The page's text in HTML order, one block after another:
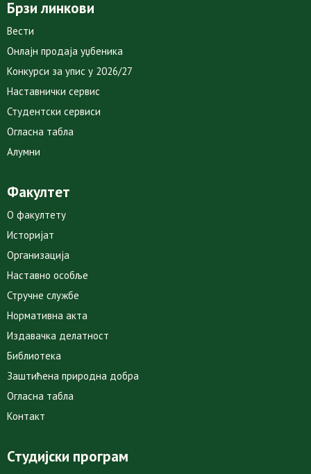
Брзи линкови
Вести
Онлајн продаја уџбеника
Конкурси за упис у 2026/27
Наставнички сервис
Студентски сервиси
Огласна табла
Алумни
Факултет
О факултету
Историјат
Организација
Наставно особље
Стручне службе
Нормативна акта
Издавачка делатност
Библиотека
Заштићена природна добра
Огласна табла
Контакт
Студијски програм